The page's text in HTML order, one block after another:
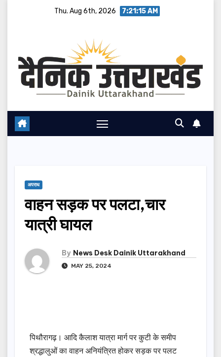
Thu. Aug 6th, 2026 7:21:16 AM
अपराध
वाहन सड़क पर पलटा,चार
यात्री घायल
By News Desk Dainik Uttarakhand
MAY 25, 2024
पिथौरागढ़। आदि कैलाश यात्रा मार्ग पर कुटी के समीप
श्रद्धालुओं का वाहन अनियंत्रित होकर सड़क पर पलट